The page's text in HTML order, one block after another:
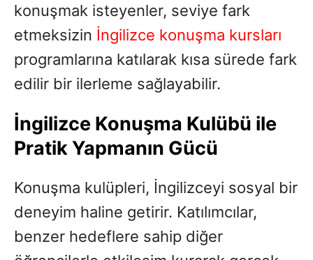
konuşmak isteyenler, seviye fark
etmeksizin İngilizce konuşma kursları
programlarına katılarak kısa sürede fark
edilir bir ilerleme sağlayabilir.
İngilizce Konuşma Kulübü ile
Pratik Yapmanın Gücü
Konuşma kulüpleri, İngilizceyi sosyal bir
deneyim haline getirir. Katılımcılar,
benzer hedeflere sahip diğer